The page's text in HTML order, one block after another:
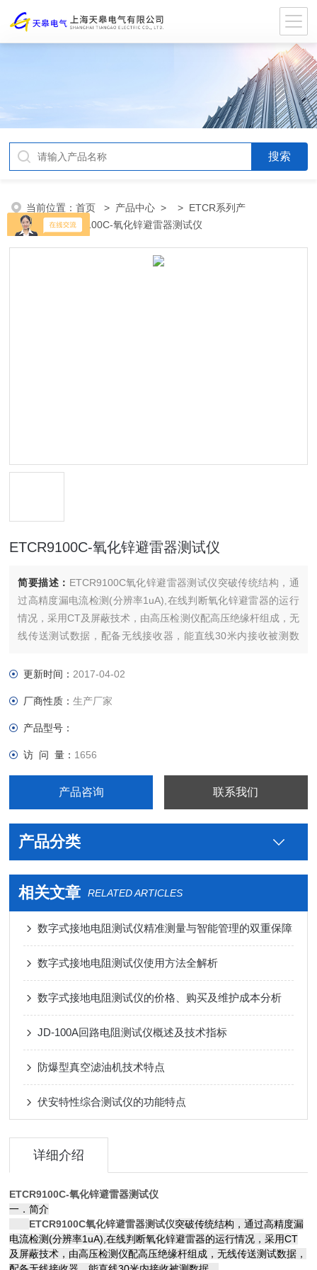
当前位置：首页 > 产品中心 > > ETCR系列产
品
> ETCR9100C-氧化锌避雷器测试仪
ETCR9100C-氧化锌避雷器测试仪
简要描述： ETCR9100C氧化锌避雷器测试仪突破传统结构，通
过高精度漏电流检测(分辨率1uA),在线判断氧化锌避雷器的运行
情况，采用CT及屏蔽技术，由高压检测仪配高压绝缘杆组成，无
线传送测试数据，配备无线接收器，能直线30米内接收被测数
更新时间： 2017-04-02
厂商性质：生产厂家
产品型号：
访 问 量： 1656
产品咨询 联系我们
产品分类
相关文章 RELATED ARTICLES
数字式接地电阻测试仪精准测量与智能管理的双重保障
数字式接地电阻测试仪使用方法全解析
数字式接地电阻测试仪的价格、购买及维护成本分析
JD-100A回路电阻测试仪概述及技术指标
防爆型真空滤油机技术特点
伏安特性综合测试仪的功能特点
详细介绍
ETCR9100C-氧化锌避雷器测试仪
一．简介
ETCR9100C氧化锌避雷器测试仪突破传统结构，通过高精度漏
电流检测(分辨率1uA),在线判断氧化锌避雷器的运行情况，采用CT
及屏蔽技术，由高压检测仪配高压绝缘杆组成，无线传送测试数据，